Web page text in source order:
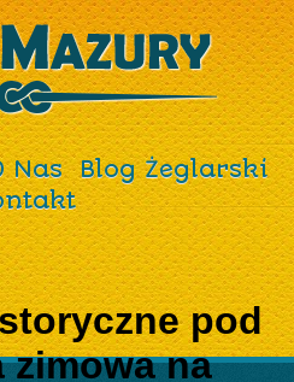
Nas
Blog Żeglarski
pod
zimowa na